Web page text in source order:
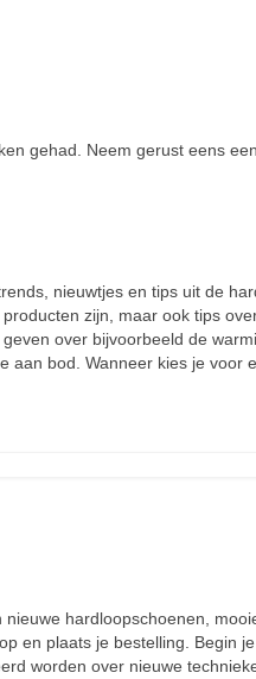
gehad. Neem gerust eens
nieuwtjes en tips uit de
zijn, maar ook tips
over bijvoorbeeld de
aan bod. Wanneer kies je voor
hardloopschoenen,
en plaats je bestelling. Begin
worden over nieuwe